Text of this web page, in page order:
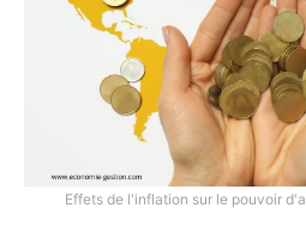
Effets de l'inflation sur le pouvoir